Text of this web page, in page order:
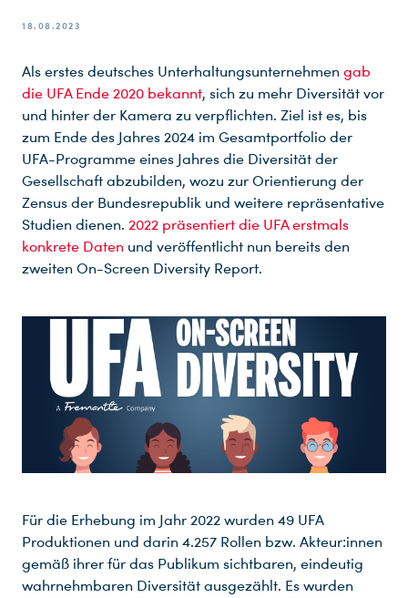
18.08.2023
Als erstes deutsches Unterhaltungsunternehmen gab
die UFA Ende 2020 bekannt, sich zu mehr Diversität vor
und hinter der Kamera zu verpflichten. Ziel ist es, bis
zum Ende des Jahres 2024 im Gesamtportfolio der
UFA-Programme eines Jahres die Diversität der
Gesellschaft abzubilden, wozu zur Orientierung der
Zensus der Bundesrepublik und weitere repräsentative
Studien dienen. 2022 präsentiert die UFA erstmals
konkrete Daten und veröffentlicht nun bereits den
zweiten On-Screen Diversity Report.
Für die Erhebung im Jahr 2022 wurden 49 UFA
Produktionen und darin 4.257 Rollen bzw. Akteur:innen
gemäß ihrer für das Publikum sichtbaren, eindeutig
wahrnehmbaren Diversität ausgezählt. Es wurden